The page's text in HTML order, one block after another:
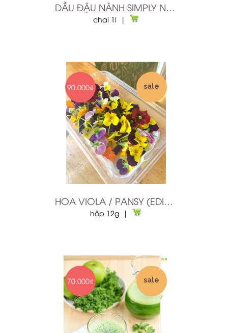
DẦU ĐẬU NÀNH SIMPLY NGUYÊN CHẤT 1L
chai 1l |
90.000₫ sale
HOA VIOLA / PANSY (EDIBLE FLOWER / HOA TRANG TRÍ)
hộp 12g |
70.000₫ sale